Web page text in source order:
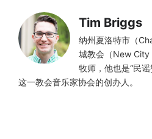
Tim Briggs
纳州夏洛特市（
城教会（New City
牧师，他也是“民谣
这一教会音乐家协会的创办人。